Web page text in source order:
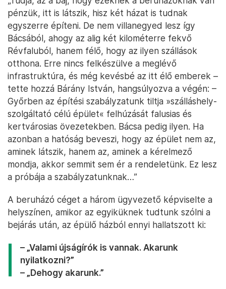
pénzük, itt is látszik, hisz két házat is tudnak
egyszerre építeni. De nem villanegyed lesz így
Bácsából, ahogy az alig két kilométerre fekvő
Révfaluból, hanem félő, hogy az ilyen szállások
otthona. Erre nincs felkészülve a meglévő
infrastruktúra, és még kevésbé az itt élő emberek –
tette hozzá Bárány István, hangsúlyozva a végén: –
Győrben az építési szabályzatunk tiltja »szálláshely-
szolgáltató célú épület« felhúzását falusias és
kertvárosias övezetekben. Bácsa pedig ilyen. Ha
azonban a hatóság beveszi, hogy az épület nem az,
aminek látszik, hanem az, aminek a kérelmező
mondja, akkor semmit sem ér a rendeletünk. Ez lesz
a próbája a szabályzatunknak…”
A beruházó céget a három ügyvezető képviselte a
helyszínen, amikor az egyiküknek tudtunk szólni a
bejárás után, az épülő házból ennyi hallatszott ki:
– „Valami újságírók is vannak. Akarunk
nyilatkozni?”
– „Dehogy akarunk.”